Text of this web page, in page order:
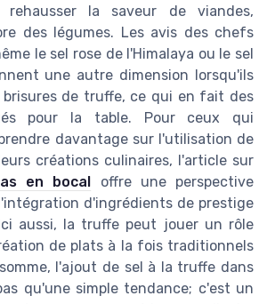
rehausser la saveur de viandes,
des légumes. Les avis des chefs
le sel rose de l'Himalaya ou le sel
une autre dimension lorsqu'ils
brisures de truffe, ce qui en fait des
pour la table. Pour ceux qui
davantage sur l'utilisation de
créations culinaires, l'article sur
en bocal
offre une perspective
d'ingrédients de prestige
aussi, la truffe peut jouer un rôle
de plats à la fois traditionnels
l'ajout de sel à la truffe dans
qu'une simple tendance; c'est un